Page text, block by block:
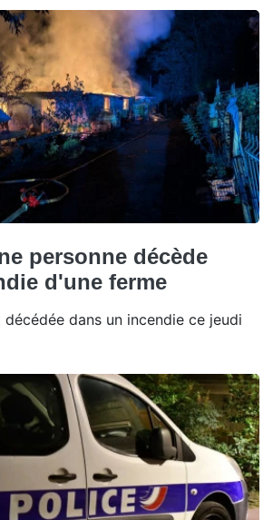
personne décède
d'une ferme
décédée dans un incendie ce jeudi